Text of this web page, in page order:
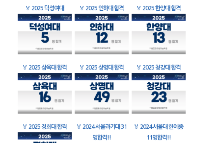
🏅 2025 덕성여대 🏅 2025 인하대 합격 🏅 2025 한양대 합격
🏅 2025 삼육대 합격 🏅 2025 상명대 합격 🏅 2025 청강대 합격
🏅 2025 경희대 합격 🏅 2024 서울과기대 31
명합격!!
🏅 2024 서울대 한예종
11명합격!!